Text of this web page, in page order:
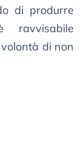
di produrre
di non